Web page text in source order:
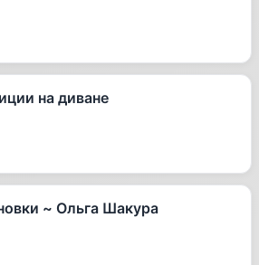
на диване
~ Ольга Шакура